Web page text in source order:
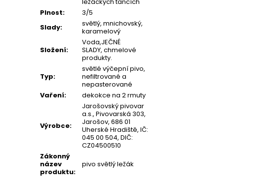
Plnost:
3/5
Slady:
světlý, mnichovský,
karamelový
Složení:
Voda,JEČNÉ
SLADY, chmelové
produkty.
Typ:
světlé výčepní pivo,
nefiltrované a
nepasterované
Vaření: dekokce na 2 rmuty
Výrobce:
Jarošovský pivovar
a.s., Pivovarská 303,
Jarošov, 686 01
Uherské Hradiště, IČ:
045 00 504, DIČ:
CZ04500510
Zákonný
název
produktu:
pivo světlý ležák